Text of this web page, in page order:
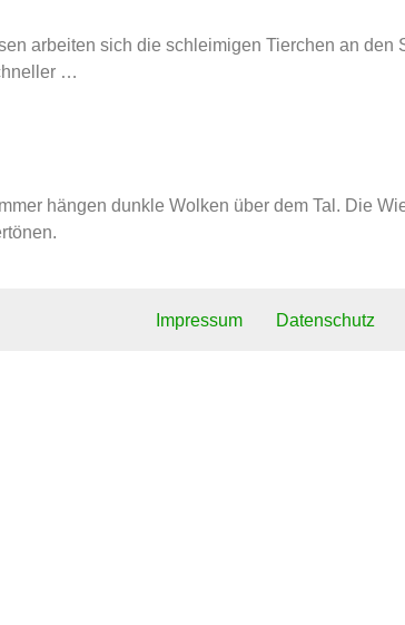
arbeiten sich die schleimigen Tierchen an
…
hängen dunkle Wolken über dem Tal. Die
Impressum Datenschutz